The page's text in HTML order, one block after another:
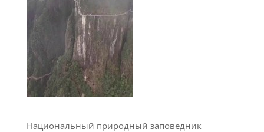
Национальный природный заповедник